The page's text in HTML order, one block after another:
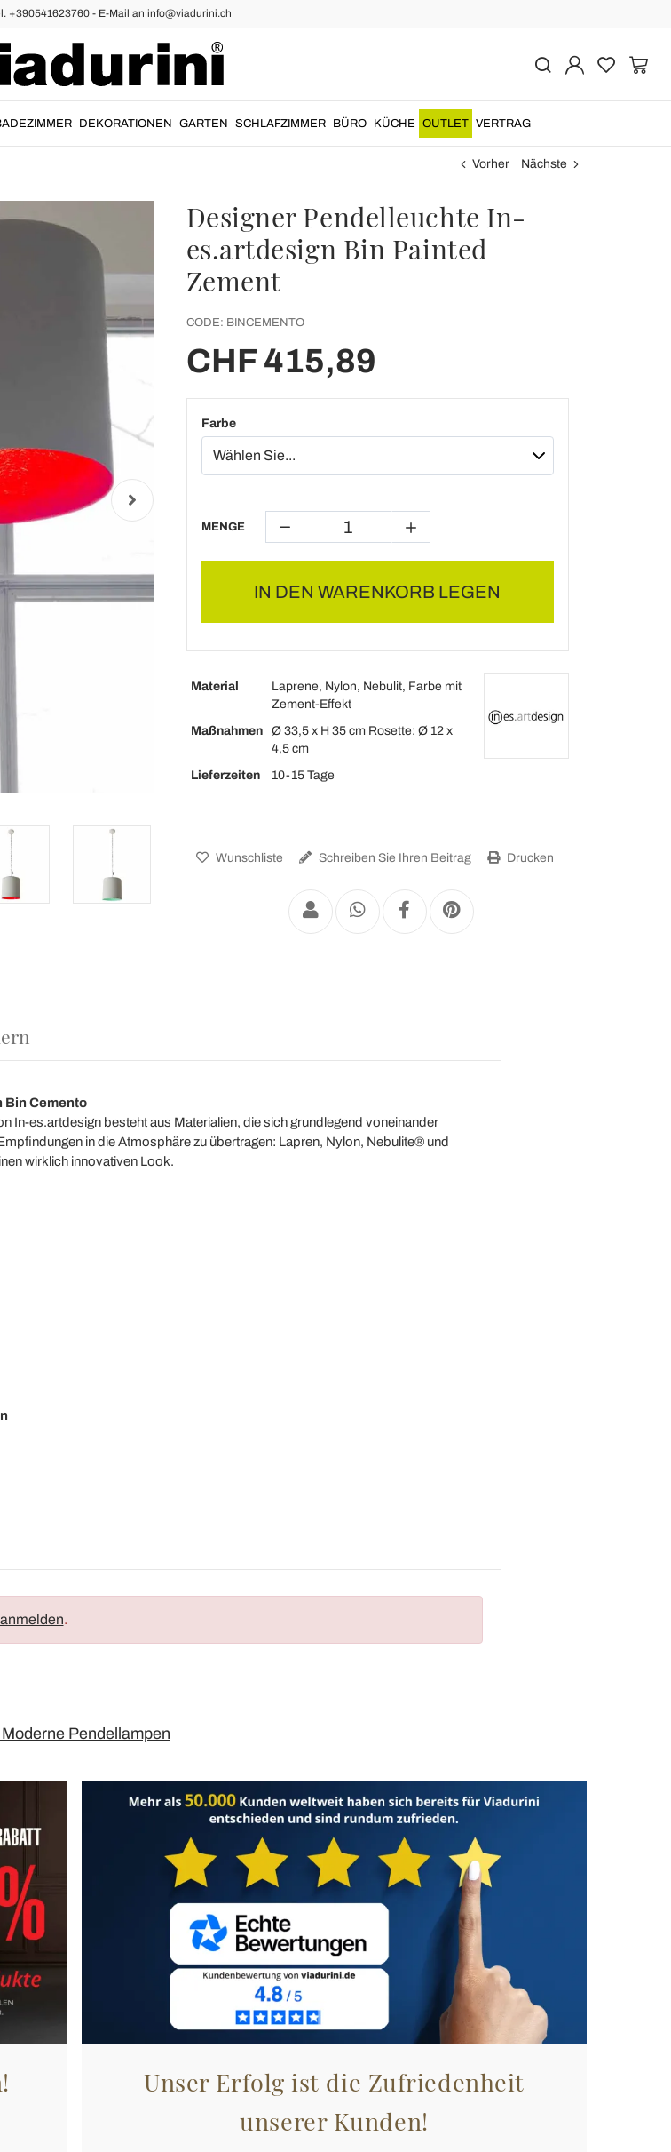
+390541623760 - E-Mail an info@viadurini.ch
DEKORATIONEN GARTEN SCHLAFZIMMER BÜRO KÜCHE OUTLET VERTRAG
Vorher Nächste
Designer Pendelleuchte In-
es.artdesign Bin Painted
Zement
CODE: BINCEMENTO
CHF 415,89
Farbe
MENGE
IN DEN WARENKORB LEGEN
Material
Laprene, Nylon, Nebulit, Farbe mit
Zement-Effekt
Maßnahmen
Ø 33,5 x H 35 cm Rosette: Ø 12 x
4,5 cm
Lieferzeiten
10-15 Tage
Wunschliste Schreiben Sie Ihren Beitrag Drucken
Bin Cemento
In-es.artdesign besteht aus Materialien, die sich grundlegend voneinander
in die Atmosphäre zu übertragen: Lapren, Nylon, Nebulite® und
wirklich innovativen Look.
.
Moderne Pendellampen
Unser Erfolg ist die Zufriedenheit
unserer Kunden!